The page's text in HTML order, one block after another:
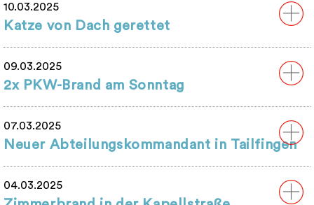
10.03.2025
Katze von Dach gerettet
09.03.2025
2x PKW-Brand am Sonntag
07.03.2025
Neuer Abteilungskommandant in Tailfingen
04.03.2025